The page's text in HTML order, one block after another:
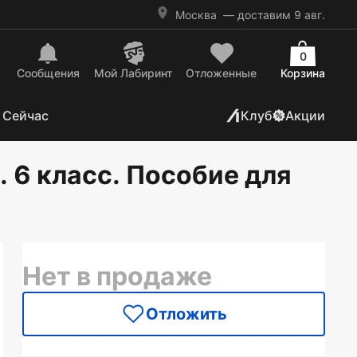
Москва — доставим 9 авг.
Сообщения Mой Лабиринт Отложенные Корзина
0
Клуб Акции
6 класс. Пособие для
Нет в продаже
Отложить